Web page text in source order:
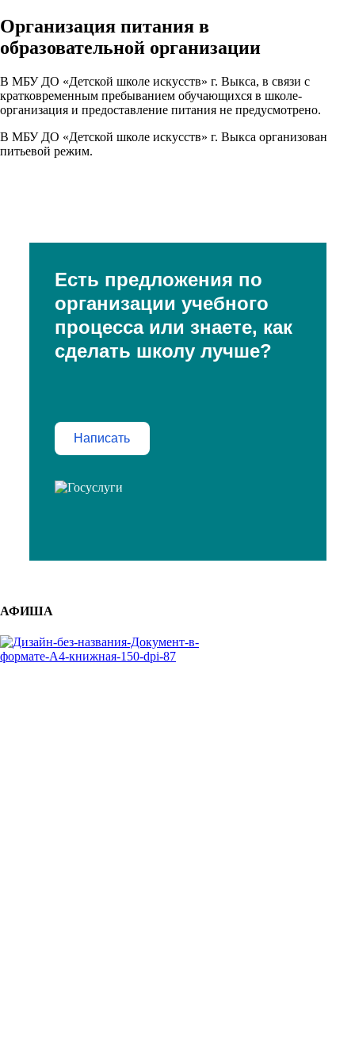
Организация питания в
образовательной организации
В МБУ ДО «Детской школе искусств» г. Выкса, в связи с
кратковременным пребыванием обучающихся в школе-
организация и предоставление питания не предусмотрено.
В МБУ ДО «Детской школе искусств» г. Выкса организован
питьевой режим.
Есть предложения по
организации учебного
процесса или знаете, как
сделать школу лучше?
Написать
АФИША